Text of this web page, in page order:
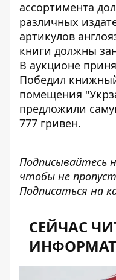
ассортимента
различных
артикулов
книги должны
В аукционе
Победил
помещения
предложили
777 гривен.
Подписывайтесь
чтобы не
Подписаться на
СЕЙЧАС